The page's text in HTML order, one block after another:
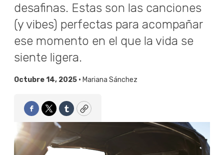
desafinas. Estas son las canciones
(y vibes) perfectas para acompañar
ese momento en el que la vida se
siente ligera.
Octubre 14, 2025 • Mariana Sánchez
Facebook
TwitterTumblrCopy